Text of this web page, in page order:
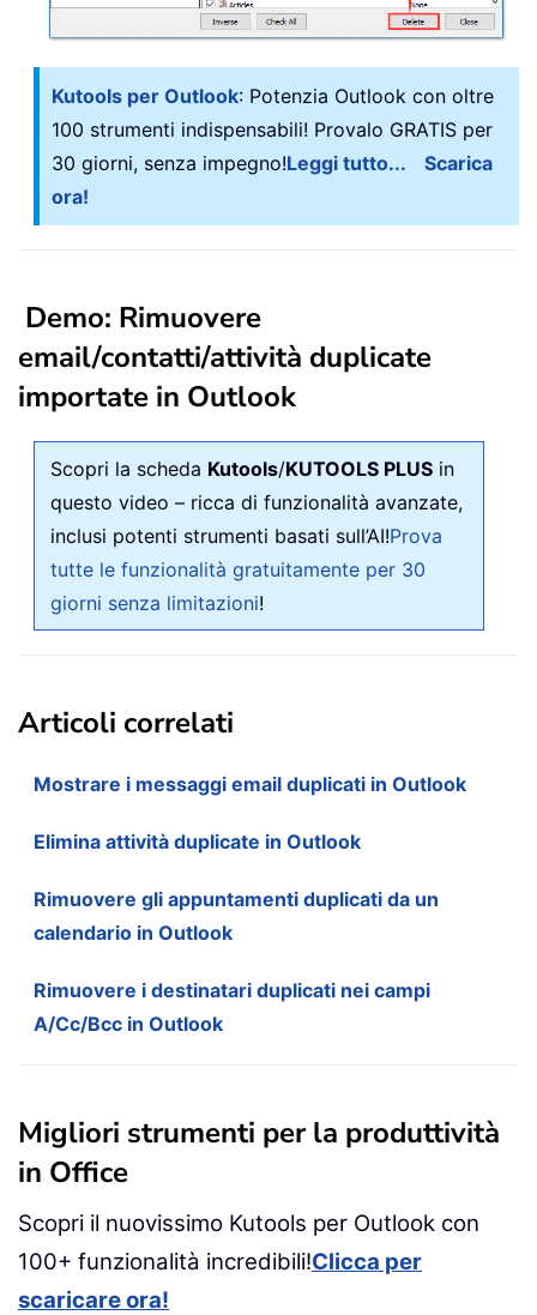
Kutools per Outlook: Potenzia Outlook con oltre
100 strumenti indispensabili! Provalo GRATIS per
30 giorni, senza impegno!Leggi tutto...
Scarica
ora!
Demo: Rimuovere
email/contatti/attività duplicate
importate in Outlook
Scopri la scheda Kutools/KUTOOLS PLUS in
questo video – ricca di funzionalità avanzate,
inclusi potenti strumenti basati sull’AI!Prova
tutte le funzionalità gratuitamente per 30
giorni senza limitazioni!
Articoli correlati
Mostrare i messaggi email duplicati in Outlook
Elimina attività duplicate in Outlook
Rimuovere gli appuntamenti duplicati da un
calendario in Outlook
Rimuovere i destinatari duplicati nei campi
A/Cc/Bcc in Outlook
Migliori strumenti per la produttività
in Office
Scopri il nuovissimo Kutools per Outlook con
100+ funzionalità incredibili!Clicca per
scaricare ora!